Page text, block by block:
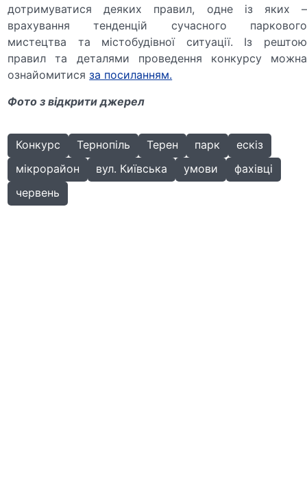
дотримуватися деяких правил, одне із яких –
врахування тенденцій сучасного паркового
мистецтва та містобудівної ситуації. Із рештою
правил та деталями проведення конкурсу можна
ознайомитисяза посиланням.
Фото з відкрити джерел
Конкурс Тернопіль Терен парк
ескіз
мікрорайон
вул. Київська умови
фахівці
червень